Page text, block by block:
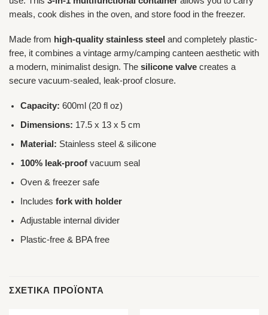
meals, cook dishes in the oven, and store food in the freezer.
Made from high-quality stainless steel and completely plastic-
free, it combines a vintage army/camping canteen aesthetic with
a modern, minimalist design. The silicone valve creates a
secure vacuum-sealed, leak-proof closure.
Capacity: 600ml (20 fl oz)
Dimensions: 17.5 x 13 x 5 cm
Material: Stainless steel & silicone
100% leak-proof vacuum seal
Oven & freezer safe
Includesfork with holder
Adjustable internal divider
Plastic-free & BPA free
ΣΧΕΤΙΚΆ ΠΡΟΪΌΝΤΑ